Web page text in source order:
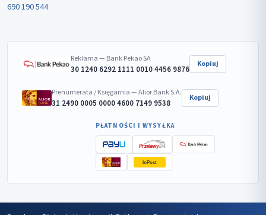
690 190 544
Reklama — Bank Pekao SA
30 1240 6292 1111 0010 4456 9876 Kopiuj
Prenumerata / Księgarnia — Alior Bank S.A.
31 2490 0005 0000 4600 7149 9538 Kopiuj
PŁATNOŚCI I WYSYŁKA
InPost